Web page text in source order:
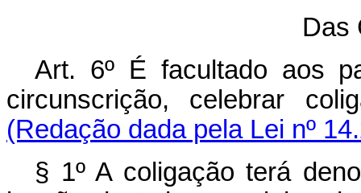
Das
Art. 6º É facultado aos
circunscrição, celebrar
(Redação dada pela Lei nº
§ 1º A coligação terá